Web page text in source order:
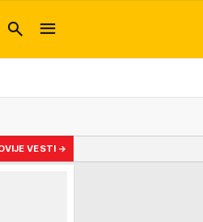
vreba u finišu prelaznog roka, ali cena je
VESTI →